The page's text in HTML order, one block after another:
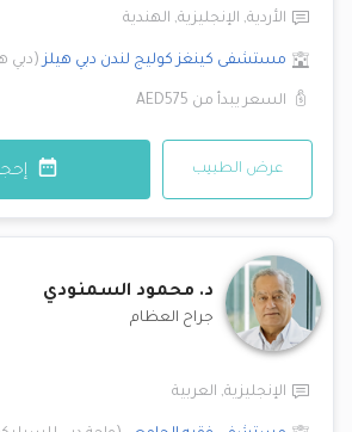
الأردية, الإنجليزية, الهندية
مستشفى كينغز كوليج لندن دبي هيلز (دبي
السعر يبدأ من AED575
عرض الطبيب
د. محمود السمنودي
جراح العظام
الإنجليزية, العربية